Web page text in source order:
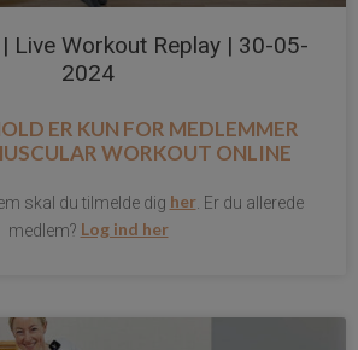
Live Workout Replay | 30-05-
2024
ER KUN FOR MEDLEMMER
WORKOUT ONLINE
skal du tilmelde dig her. Er du allerede
medlem? Log ind her